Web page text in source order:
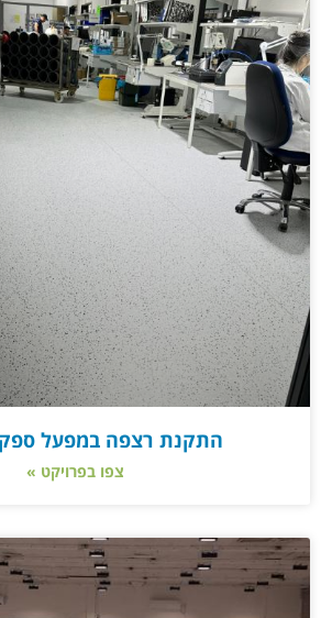
התקנת רצפה במפעל
צפו בפרויקט »